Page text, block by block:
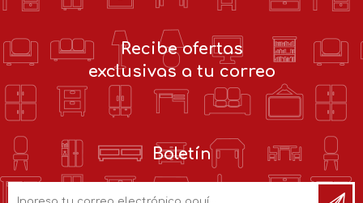
Recibe ofertas
exclusivas a tu correo
Boletín